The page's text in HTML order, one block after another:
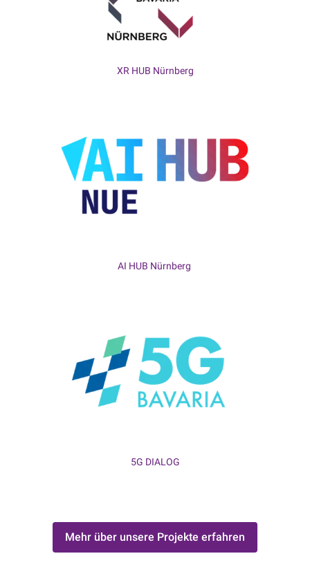
XR HUB Nürnberg
AI HUB Nürnberg
5G DIALOG
Mehr über unsere Projekte erfahren